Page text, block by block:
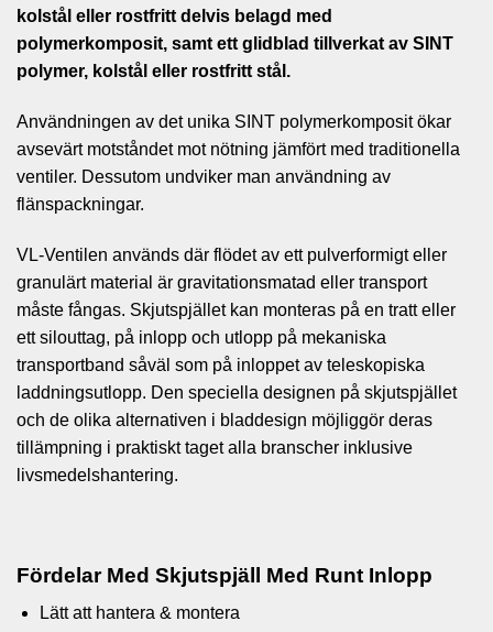
kolstål eller rostfritt delvis belagd med
polymerkomposit, samt ett glidblad tillverkat av SINT
polymer, kolstål eller rostfritt stål.
Användningen av det unika SINT polymerkomposit ökar
avsevärt motståndet mot nötning jämfört med traditionella
ventiler. Dessutom undviker man användning av
flänspackningar.
VL-Ventilen används där flödet av ett pulverformigt eller
granulärt material är gravitationsmatad eller transport
måste fångas. Skjutspjället kan monteras på en tratt eller
ett silouttag, på inlopp och utlopp på mekaniska
transportband såväl som på inloppet av teleskopiska
laddningsutlopp. Den speciella designen på skjutspjället
och de olika alternativen i bladdesign möjliggör deras
tillämpning i praktiskt taget alla branscher inklusive
livsmedelshantering.
Fördelar Med Skjutspjäll Med Runt Inlopp
Lätt att hantera & montera